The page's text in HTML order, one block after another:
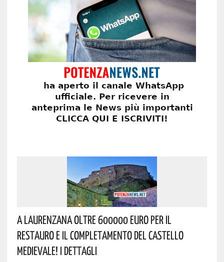
A Laurenzana Oltre 600000 Euro Per Il
Restauro E Il Completamento Del Castello
Medievale! I Dettagli